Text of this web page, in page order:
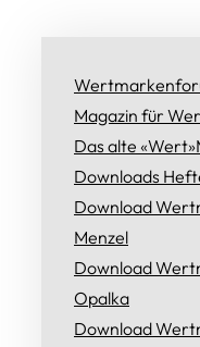
Magazin für
Das alte
Downloads
Download
Menzel
Download
Opalka
Download